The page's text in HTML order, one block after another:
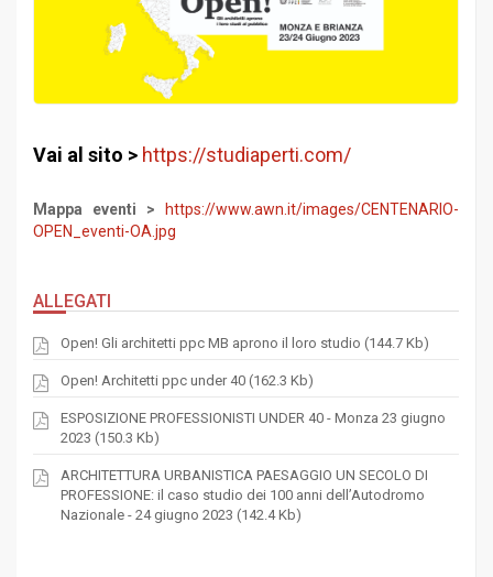
Vai al sito > https://studiaperti.com/
Mappa eventi >
https://www.awn.it/images/CENTENARIO-
OPEN_eventi-OA.jpg
ALLEGATI
Open! Gli architetti ppc MB aprono il loro studio (144.7 Kb)
Open! Architetti ppc under 40 (162.3 Kb)
ESPOSIZIONE PROFESSIONISTI UNDER 40 - Monza 23 giugno
2023 (150.3 Kb)
ARCHITETTURA URBANISTICA PAESAGGIO UN SECOLO DI
PROFESSIONE: il caso studio dei 100 anni dell’Autodromo
Nazionale - 24 giugno 2023 (142.4 Kb)